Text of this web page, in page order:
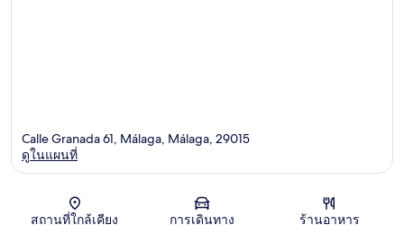
แผนที่
Calle Granada 61, Málaga, Málaga, 29015
ดูในแผนที่
สถานที่ใกล้เคียง การเดินทาง ร้านอาหาร